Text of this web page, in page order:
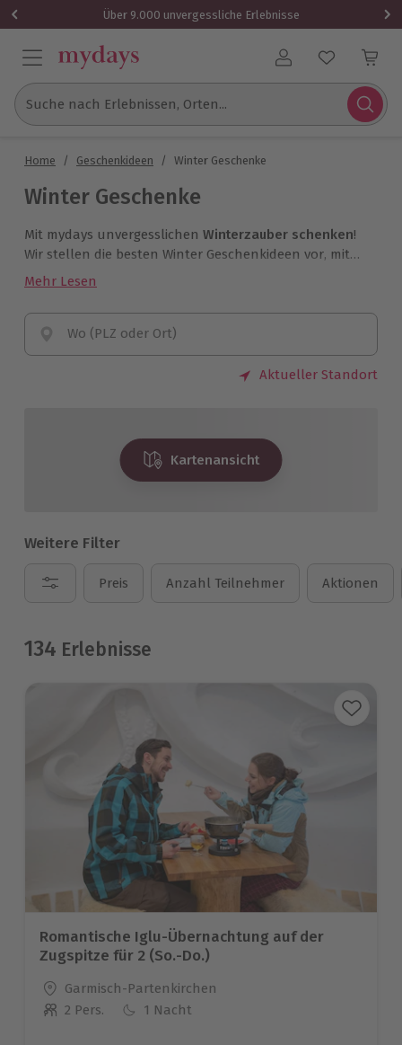
Über 9.000 unvergessliche Erlebnisse
Benutzerkonto
Suche nach Erlebnissen, Orten...
Home / Geschenkideen / Winter Geschenke
Winter Geschenke
Mit mydays unvergesslichen Winterzauber schenken!
Wir stellen die besten Winter Geschenkideen vor, mit
denen Du Deinen Liebsten zur kalten Jahreszeit eine
Männer und Frauen.
Mehr Lesen
Wo (PLZ oder Ort)
Aktueller Standort
Kartenansicht
Weitere Filter
Preis Anzahl Teilnehmer Aktionen
134 Erlebnisse
Romantische Iglu-Übernachtung auf der
Zugspitze für 2 (So.-Do.)
Standort
Garmisch-Partenkirchen
Anzahl der Teilnehmer
2 Pers. 1 Nacht